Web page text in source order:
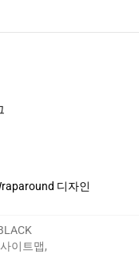
디자인
이트맵,